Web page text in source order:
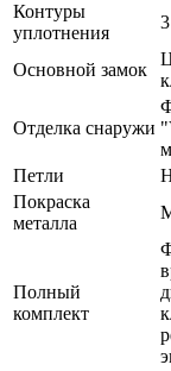
Контуры
уплотнения
Основной замок
Отделка снаружи
Петли
Покраска
металла
Полный
комплект